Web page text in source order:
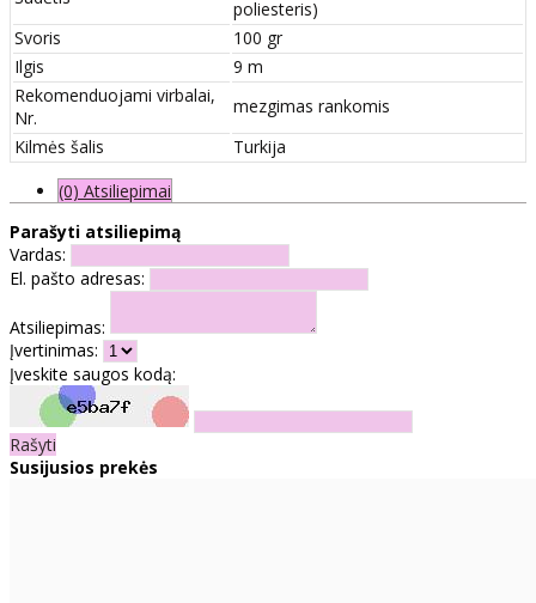
poliesteris)
Svoris
100 gr
Ilgis
9 m
Rekomenduojami virbalai,
Nr.
mezgimas rankomis
Kilmės šalis
Turkija
(0) Atsiliepimai
Parašyti atsiliepimą
Vardas:
El. pašto adresas:
Atsiliepimas:
Įvertinimas:
Įveskite saugos kodą:
Rašyti
Susijusios prekės